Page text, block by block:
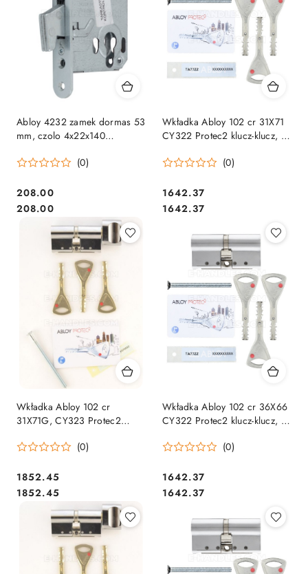
Abloy 4232 zamek dormas 53
mm, czolo 4x22x140
(0)
Cena:
208.00
Cena:
208.00
Wkładka Abloy 102 cr 31X71
CY322 Protec2 klucz-klucz, 3
(0)
Cena:
1642.37
Cena:
1642.37
Wkładka Abloy 102 cr
31X71G, CY323 Protec2
(0)
Cena:
1852.45
Cena:
1852.45
Wkładka Abloy 102 cr 36X66
CY322 Protec2 klucz-klucz, 3
(0)
Cena:
1642.37
Cena:
1642.37